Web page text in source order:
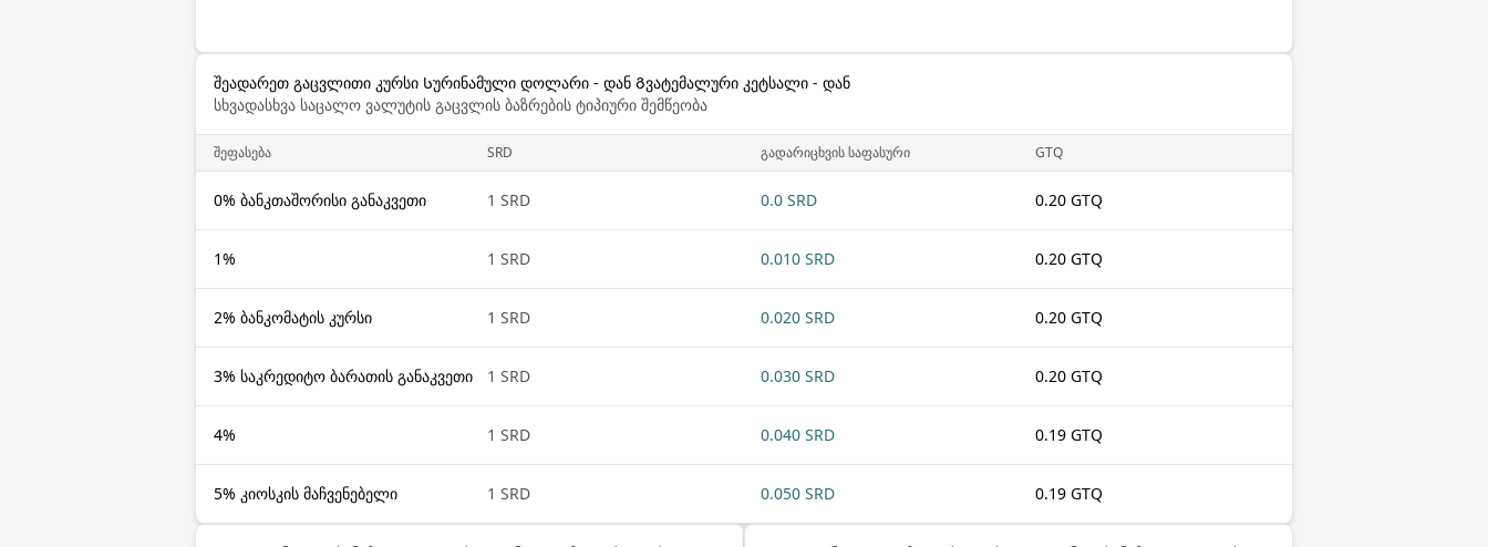
შეადარეთ გაცვლითი კურსი Სურინამული დოლარი - დან Გვატემალური კეტსალი - დან
სხვადასხვა საცალო ვალუტის გაცვლის ბაზრების ტიპიური შემწეობა
შეფასება SRD გადარიცხვის საფასური GTQ
0% ბანკთაშორისი განაკვეთი 1 SRD 0.0 SRD 0.20 GTQ
1% 1 SRD 0.010 SRD 0.20 GTQ
2% ბანკომატის კურსი 1 SRD 0.020 SRD 0.20 GTQ
3% საკრედიტო ბარათის განაკვეთი 1 SRD 0.030 SRD 0.20 GTQ
4% 1 SRD 0.040 SRD 0.19 GTQ
5% კიოსკის მაჩვენებელი 1 SRD 0.050 SRD 0.19 GTQ